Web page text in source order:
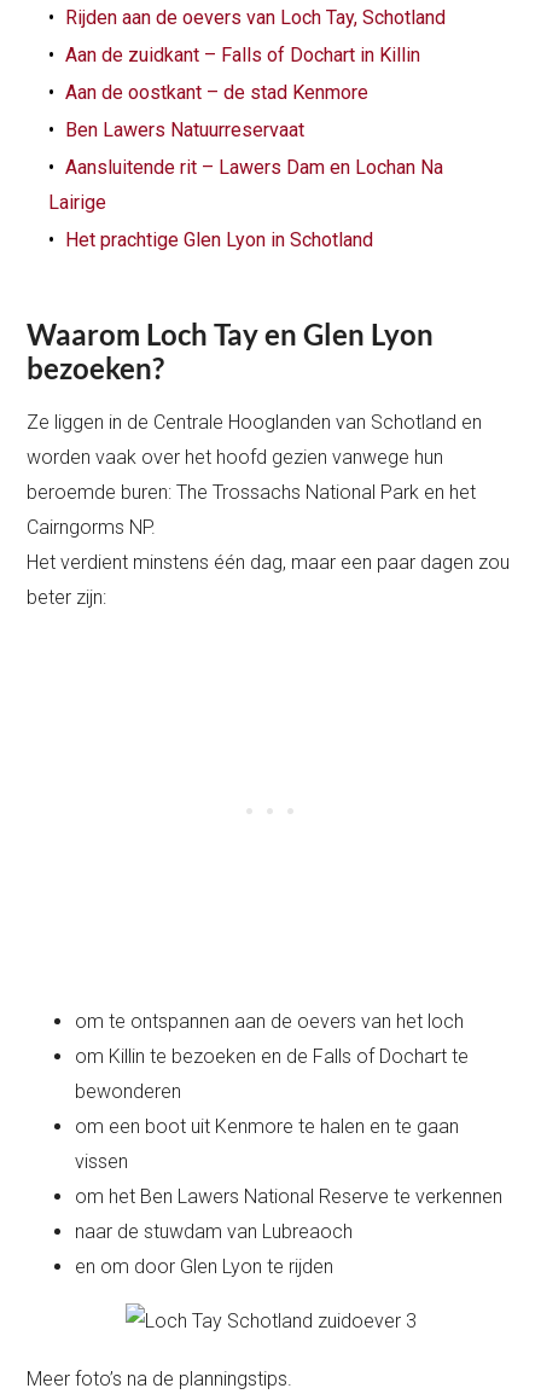
Rijden aan de oevers van Loch Tay, Schotland
Aan de zuidkant – Falls of Dochart in Killin
Aan de oostkant – de stad Kenmore
Ben Lawers Natuurreservaat
Aansluitende rit – Lawers Dam en Lochan Na
Lairige
Het prachtige Glen Lyon in Schotland
Waarom Loch Tay en Glen Lyon
bezoeken?
Ze liggen in de Centrale Hooglanden van Schotland en
worden vaak over het hoofd gezien vanwege hun
beroemde buren: The Trossachs National Park en het
Cairngorms NP.
Het verdient minstens één dag, maar een paar dagen zou
beter zijn:
om te ontspannen aan de oevers van het loch
om Killin te bezoeken en de Falls of Dochart te
bewonderen
om een boot uit Kenmore te halen en te gaan
vissen
om het Ben Lawers National Reserve te verkennen
naar de stuwdam van Lubreaoch
en om door Glen Lyon te rijden
Meer foto’s na de planningstips.